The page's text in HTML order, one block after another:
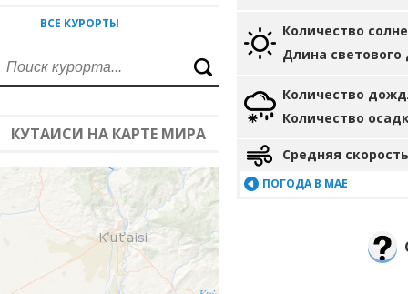
ВСЕ КУРОРТЫ
КУТАИСИ НА КАРТЕ МИРА
Количество
Длина светового
Количество
Количество
Средняя
ПОГОДА В МАЕ